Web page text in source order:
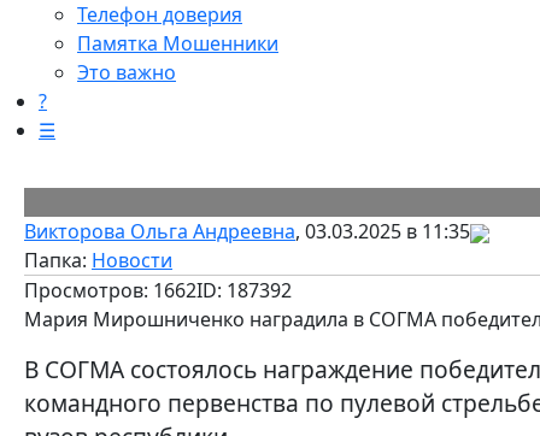
Телефон доверия
Памятка Мошенники
Это важно
?
☰
Викторова Ольга Андреевна, 03.03.2025 в 11:35
Папка: Новости
Просмотров: 1662ID: 187392
Мария Мирошниченко наградила в СОГМА
В СОГМА состоялось награждение
командного первенства по пулевой